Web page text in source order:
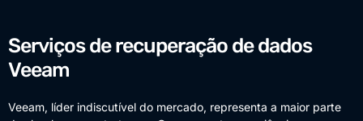
Serviços de recuperação de dados
Veeam
Veeam, líder indiscutível do mercado, representa a maior parte